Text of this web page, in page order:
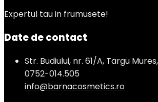
Expertul tau in frumusete!
Date de contact
Str. Budiului, nr. 61/A, Targu
0752-014.505
info@barnacosmetics.ro